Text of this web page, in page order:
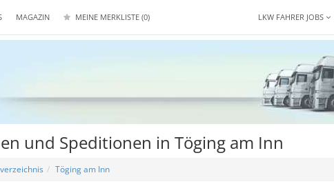
MAGAZIN MEINE MERKLISTE (0) LKW FAHRER JOBS
und Speditionen in Töging am Inn
Töging am Inn